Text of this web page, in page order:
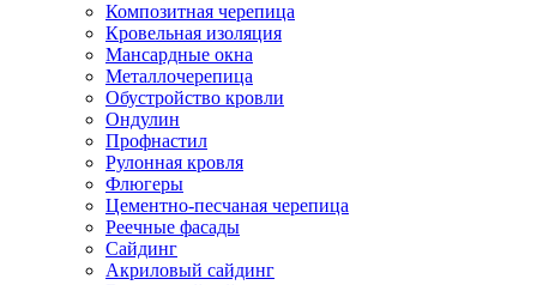
Композитная черепица
Кровельная изоляция
Мансардные окна
Металлочерепица
Обустройство кровли
Ондулин
Профнастил
Рулонная кровля
Флюгеры
Цементно-песчаная черепица
Реечные фасады
Сайдинг
Акриловый сайдинг